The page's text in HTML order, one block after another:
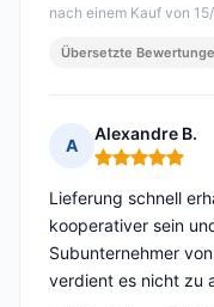
nach einem Kauf von
Übersetzte
A
Alexandre B.
Hinweis: 5 von
Lieferung schnell
kooperativer sein
Subunternehmer
verdient es nicht zu